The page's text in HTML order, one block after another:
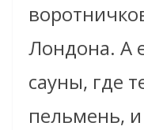
Лондона. А
сауны, где
пельмень,